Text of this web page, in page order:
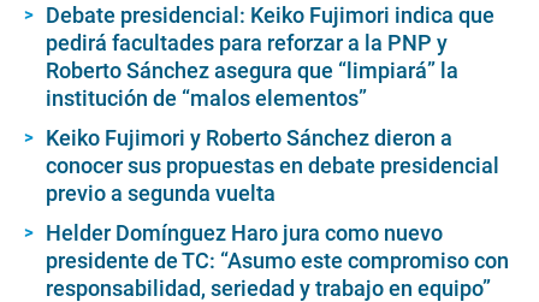
Debate presidencial: Keiko Fujimori indica que
pedirá facultades para reforzar a la PNP y
Roberto Sánchez asegura que “limpiará” la
institución de “malos elementos”
Keiko Fujimori y Roberto Sánchez dieron a
conocer sus propuestas en debate presidencial
previo a segunda vuelta
Helder Domínguez Haro jura como nuevo
presidente de TC: “Asumo este compromiso con
responsabilidad, seriedad y trabajo en equipo”